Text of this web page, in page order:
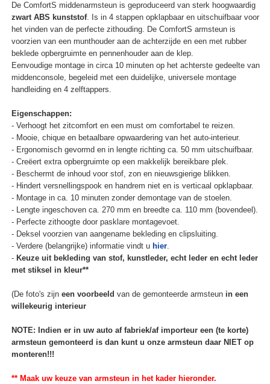
De ComfortS middenarmsteun is geproduceerd van sterk hoogwaardig
zwart ABS kunststof. Is in 4 stappen opklapbaar en uitschuifbaar voor
het vinden van de perfecte zithouding. De ComfortS armsteun is
voorzien van een munthouder aan de achterzijde en een met rubber
beklede opbergruimte en pennenhouder aan de klep.
Eenvoudige montage in circa 10 minuten op het achterste gedeelte van
middenconsole, begeleid met een duidelijke, universele montage
handleiding en 4 zelftappers.
Eigenschappen:
- Verhoogt het zitcomfort en een must om comfortabel te reizen.
- Mooie, chique en betaalbare opwaardering van het auto-interieur.
- Ergonomisch gevormd en in lengte richting ca. 50 mm uitschuifbaar.
- Creëert extra opbergruimte op een makkelijk bereikbare plek.
- Beschermt de inhoud voor stof, zon en nieuwsgierige blikken.
- Hindert versnellingspook en handrem niet en is verticaal opklapbaar.
- Montage in ca. 10 minuten zonder demontage van de stoelen.
- Lengte ingeschoven ca. 270 mm en breedte ca. 110 mm (bovendeel).
- Perfecte zithoogte door pasklare montagevoet.
- Deksel voorzien van aangename bekleding en clipsluiting.
- Verdere (belangrijke) informatie vindt u hier.
- Keuze uit bekleding van stof, kunstleder, echt leder en echt leder
met stiksel in kleur**
(De foto's zijn een voorbeeld van de gemonteerde armsteun in een
willekeurig interieur
NOTE: Indien er in uw auto af fabriek/af importeur een (te korte)
armsteun gemonteerd is dan kunt u onze armsteun daar NIET op
monteren!!!
** Maak uw keuze van armsteun in het kader hieronder.